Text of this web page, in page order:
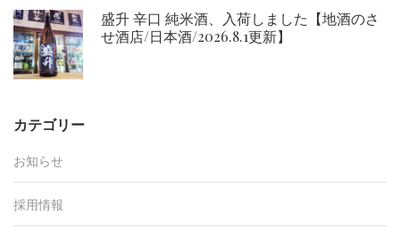
盛升 辛口 純米酒、入荷しました【地酒のさ
せ酒店/日本酒/2026.8.1更新】
カテゴリー
お知らせ
採用情報